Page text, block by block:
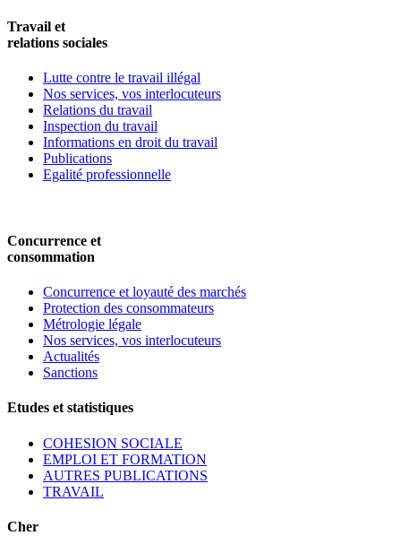
Travail et
relations sociales
Lutte contre le travail illégal
Nos services, vos interlocuteurs
Relations du travail
Inspection du travail
Informations en droit du travail
Publications
Egalité professionnelle
Concurrence et
consommation
Concurrence et loyauté des marchés
Protection des consommateurs
Métrologie légale
Nos services, vos interlocuteurs
Actualités
Sanctions
Etudes et statistiques
COHESION SOCIALE
EMPLOI ET FORMATION
AUTRES PUBLICATIONS
TRAVAIL
Cher